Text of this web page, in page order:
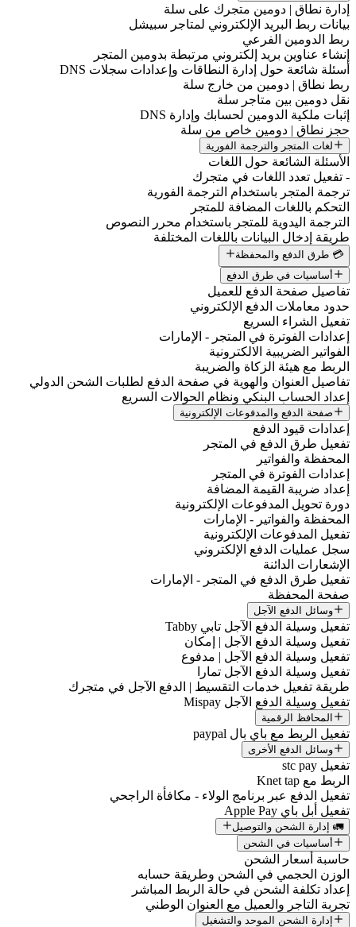
إدارة نطاق | دومين متجرك على سلة
بيانات ربط البريد الإلكتروني لمتاجر سبيشل
ربط الدومين الفرعي
إنشاء عناوين بريد إلكتروني مرتبطة بدومين المتجر
أسئلة شائعة حول إدارة النطاقات وإعدادات سجلات DNS
ربط نطاق | دومين من خارج سلة
نقل دومين بين متاجر سلة
إثبات ملكية الدومين لحسابك وإدارة DNS
حجز نطاق | دومين خاص من سلة
لغات المتجر والترجمة الفورية
الأسئلة الشائعة حول اللغات
- تفعيل تعدد اللغات في متجرك
ترجمة المتجر باستخدام الترجمة الفورية
التحكم باللغات المضافة للمتجر
الترجمة اليدوية للمتجر باستخدام محرر النصوص
طريقة إدخال البيانات باللغات المختلفة
💳 طرق الدفع والمحفظة
أساسيات في طرق الدفع
تفاصيل صفحة الدفع للعميل
حدود معاملات الدفع الإلكتروني
تفعيل الشراء السريع
إعدادات الفوترة في المتجر - الإمارات
الفواتير الضريبية الالكترونية
الربط مع هيئة الزكاة والضريبة
تفاصيل العنوان والهوية في صفحة الدفع لطلبات الشحن الدولي
إعداد الحساب البنكي ونظام الحوالات السريع
صفحة الدفع والمدفوعات الإلكترونية
إعدادات قيود الدفع
تفعيل طرق الدفع في المتجر
المحفظة والفواتير
إعدادات الفوترة في المتجر
إعداد ضريبة القيمة المضافة
دورة تحويل المدفوعات الإلكترونية
المحفظة والفواتير - الإمارات
تفعيل المدفوعات الإلكترونية
سجل عمليات الدفع الإلكتروني
الإشعارات الدائنة
تفعيل طرق الدفع في المتجر - الإمارات
صفحة المحفظة
وسائل الدفع الآجل
تفعيل وسيلة الدفع الآجل تابي Tabby
تفعيل وسيلة الدفع الآجل | إمكان
تفعيل وسيلة الدفع الآجل | مدفوع
تفعيل وسيلة الدفع الآجل تمارا
طريقة تفعيل خدمات التقسيط | الدفع الآجل في متجرك
تفعيل وسيلة الدفع الآجل Mispay
المحافظ الرقمية
تفعيل الربط مع باي بال paypal
وسائل الدفع الأخرى
تفعيل stc pay
الربط مع Knet tap
تفعيل الدفع عبر برنامج الولاء - مكافأة الراجحي
تفعيل أبل باي Apple Pay
🚛 إدارة الشحن والتوصيل
أساسيات في الشحن
حاسبة أسعار الشحن
الوزن الحجمي في الشحن وطريقة حسابه
إعداد تكلفة الشحن في حالة الربط المباشر
تجربة التاجر والعميل مع العنوان الوطني
إدارة الشحن الموحد والتشغيل